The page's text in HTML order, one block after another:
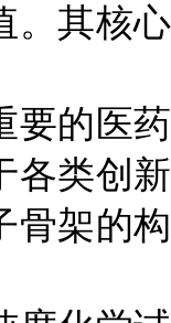
。其核心
要的医药
各类创新
骨架的构